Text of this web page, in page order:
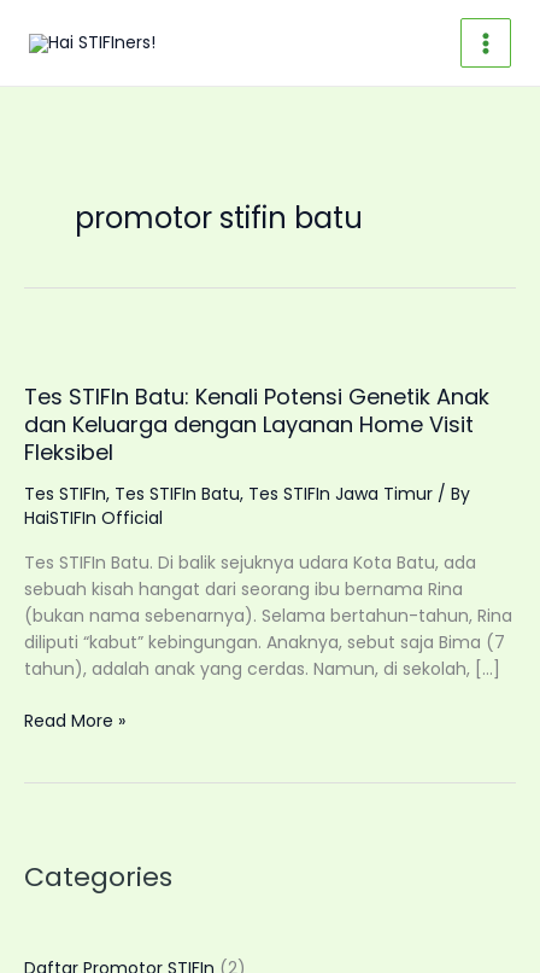
promotor stifin batu
Tes STIFIn Batu: Kenali Potensi Genetik Anak
dan Keluarga dengan Layanan Home Visit
Fleksibel
Tes STIFIn, Tes STIFIn Batu, Tes STIFIn Jawa Timur / By
HaiSTIFIn Official
Tes STIFIn Batu. Di balik sejuknya udara Kota Batu, ada
sebuah kisah hangat dari seorang ibu bernama Rina
(bukan nama sebenarnya). Selama bertahun-tahun, Rina
diliputi “kabut” kebingungan. Anaknya, sebut saja Bima (7
tahun), adalah anak yang cerdas. Namun, di sekolah, […]
Tes
Anak
dengan
Read More »
Categories
Daftar Promotor STIFIn (2)